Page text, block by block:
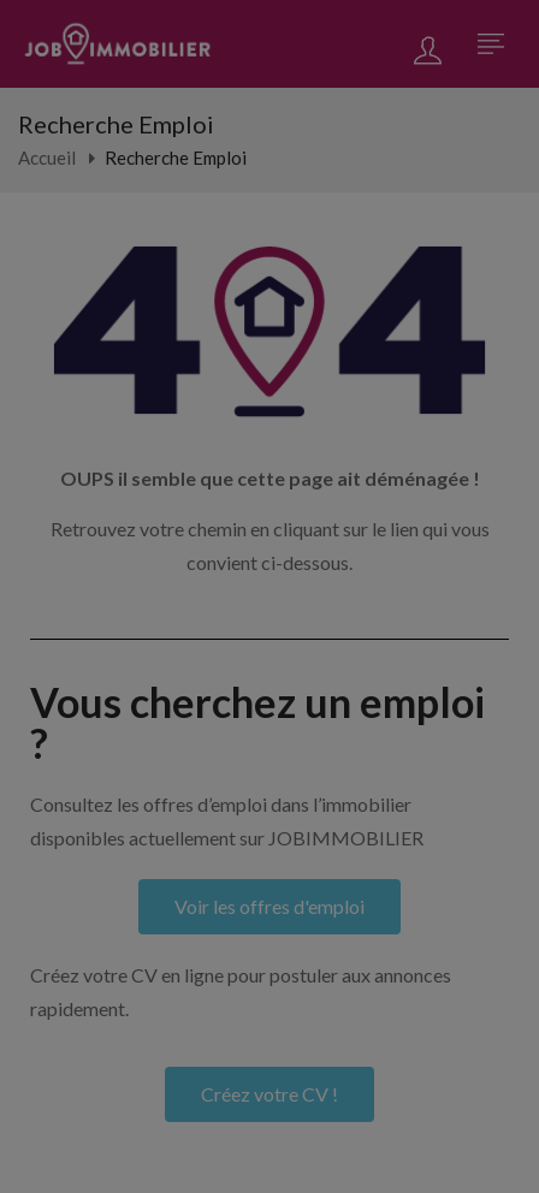
Recherche Emploi
Accueil Recherche Emploi
OUPS il semble que cette page ait déménagée !
Retrouvez votre chemin en cliquant sur le lien qui vous
convient ci-dessous.
Vous cherchez un emploi
?
Consultez les offres d’emploi dans l’immobilier
disponibles actuellement sur JOBIMMOBILIER
Voir les offres d'emploi
Créez votre CV en ligne pour postuler aux annonces
rapidement.
Créez votre CV !